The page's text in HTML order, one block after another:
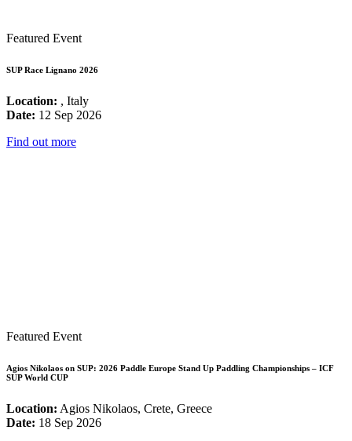
Featured Event
SUP Race Lignano 2026
Location: , Italy
Date: 12 Sep 2026
Find out more
Featured Event
Agios Nikolaos on SUP: 2026 Paddle Europe Stand Up Paddling Championships – ICF
SUP World CUP
Location: Agios Nikolaos, Crete, Greece
Date: 18 Sep 2026